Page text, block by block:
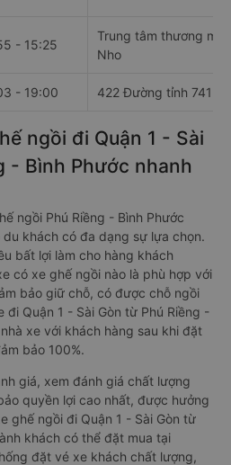
- 15:25
Trung tâm thương mại
Nho
- 19:00 422 Đường tỉnh 741
ngồi đi Quận 1 - Sài
- Bình Phước nhanh
ngồi Phú Riềng - Bình Phước
du khách có đa dạng sự lựa chọn.
bất lợi làm cho hàng khách
có xe ghế ngồi nào là phù hợp với
bảo giữ chỗ, có được chỗ ngồi
Quận 1 - Sài Gòn từ Phú Riềng -
xe với khách hàng sau khi đặt
bảo 100%.
giá, xem đánh giá chất lượng
quyền lợi cao nhất, được hưởng
ghế ngồi đi Quận 1 - Sài Gòn từ
khách có thể đặt mua tại
đặt vé xe khách chất lượng,